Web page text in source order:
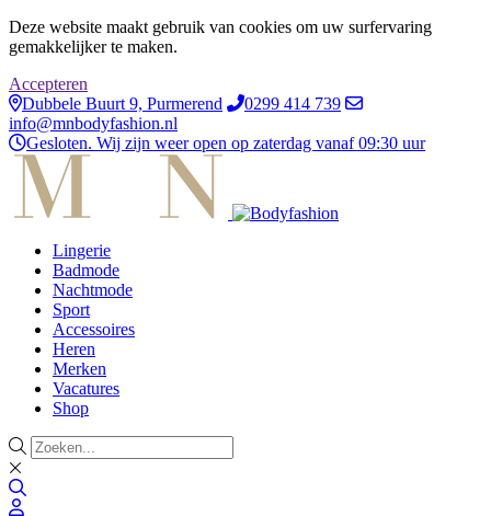
Deze website maakt gebruik van cookies om uw surfervaring
gemakkelijker te maken.
Accepteren
Dubbele Buurt 9, Purmerend
0299 414 739
info@mnbodyfashion.nl
Gesloten. Wij zijn weer open op zaterdag vanaf 09:30 uur
Lingerie
Badmode
Nachtmode
Sport
Accessoires
Heren
Merken
Vacatures
Shop